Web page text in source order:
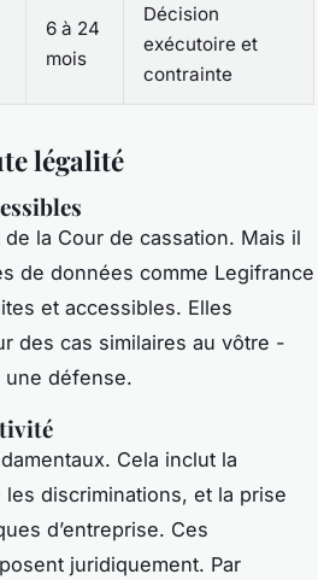
6 à 24
mois
Décision
exécutoire et
contrainte
légalité
la Cour de cassation. Mais il
de données comme Legifrance
et accessibles. Elles
des cas similaires au vôtre -
une défense.
Cela inclut la
discriminations, et la prise
d’entreprise. Ces
juridiquement. Par